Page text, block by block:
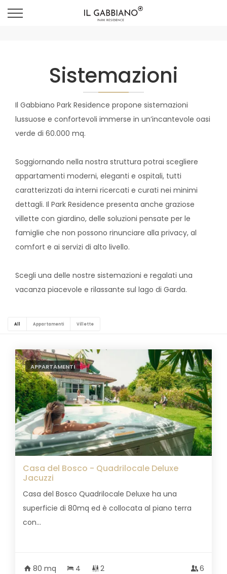
Sistemazioni
Il Gabbiano Park Residence propone sistemazioni
lussuose e confortevoli immerse in un’incantevole oasi
verde di 60.000 mq.
Soggiornando nella nostra struttura potrai scegliere
appartamenti moderni, eleganti e ospitali, tutti
caratterizzati da interni ricercati e curati nei minimi
dettagli. Il Park Residence presenta anche graziose
villette con giardino, delle soluzioni pensate per le
famiglie che non possono rinunciare alla privacy, al
comfort e ai servizi di alto livello.
Scegli una delle nostre sistemazioni e regalati una
vacanza piacevole e rilassante sul lago di Garda.
All Appartamenti Villette
APPARTAMENTI
Casa del Bosco - Quadrilocale Deluxe
Jacuzzi
Casa del Bosco Quadrilocale Deluxe ha una
superficie di 80mq ed è collocata al piano terra
con...
80 mq 4 2 6